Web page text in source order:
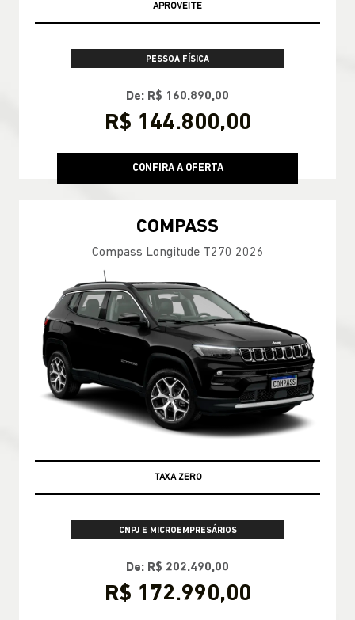
APROVEITE
PESSOA FÍSICA
De: R$ 160.890,00
R$ 144.800,00
CONFIRA A OFERTA
COMPASS
Compass Longitude T270 2026
TAXA ZERO
CNPJ E MICROEMPRESÁRIOS
De: R$ 202.490,00
R$ 172.990,00